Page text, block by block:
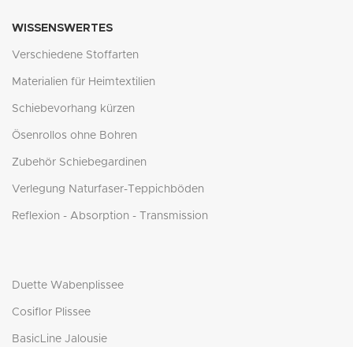
WISSENSWERTES
Verschiedene Stoffarten
Materialien für Heimtextilien
Schiebevorhang kürzen
Ösenrollos ohne Bohren
Zubehör Schiebegardinen
Verlegung Naturfaser-Teppichböden
Reflexion - Absorption - Transmission
Duette Wabenplissee
Cosiflor Plissee
BasicLine Jalousie